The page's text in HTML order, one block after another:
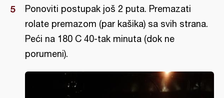
Ponoviti postupak još 2 puta. Premazati
rolate premazom (par kašika) sa svih strana.
Peći na 180 C 40-tak minuta (dok ne
porumeni).